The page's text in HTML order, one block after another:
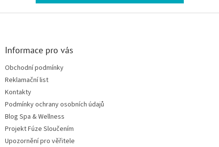
Informace pro vás
Obchodní podmínky
Reklamační list
Kontakty
Podmínky ochrany osobních údajů
Blog Spa & Wellness
Projekt Fúze Sloučením
Upozornění pro věřitele